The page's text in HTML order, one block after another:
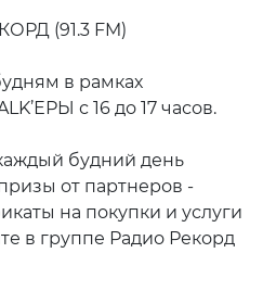
(91.3 FM)
в рамках
с 16 до 17 часов.
будний день
от партнеров -
на покупки и услуги
в группе Радио Рекорд